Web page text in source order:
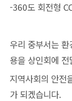
-360도 회전형
우리 중부서는
용을 상인회에
지역사회의 안전
가 되겠습니다.